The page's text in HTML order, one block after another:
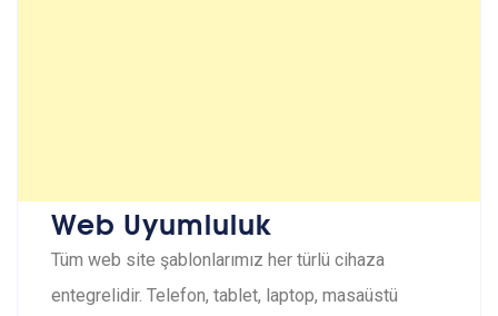
Web Uyumluluk
Tüm web site şablonlarımız her türlü cihaza
entegrelidir. Telefon, tablet, laptop, masaüstü